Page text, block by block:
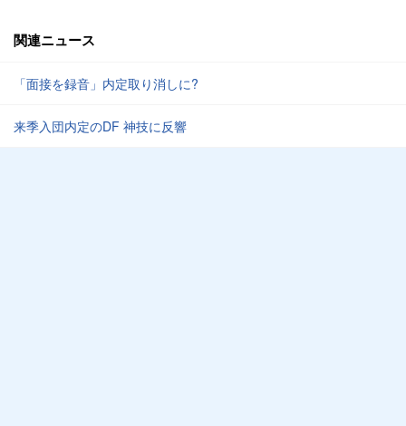
関連ニュース
「面接を録音」内定取り消しに?
来季入団内定のDF 神技に反響